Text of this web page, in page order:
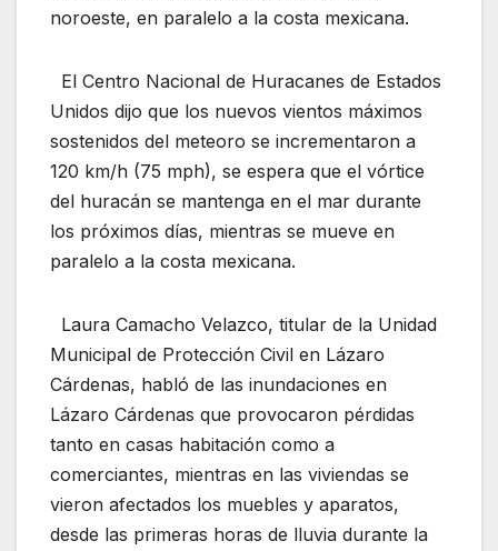
noroeste, en paralelo a la costa mexicana.
El Centro Nacional de Huracanes de Estados
Unidos dijo que los nuevos vientos máximos
sostenidos del meteoro se incrementaron a
120 km/h (75 mph), se espera que el vórtice
del huracán se mantenga en el mar durante
los próximos días, mientras se mueve en
paralelo a la costa mexicana.
Laura Camacho Velazco, titular de la Unidad
Municipal de Protección Civil en Lázaro
Cárdenas, habló de las inundaciones en
Lázaro Cárdenas que provocaron pérdidas
tanto en casas habitación como a
comerciantes, mientras en las viviendas se
vieron afectados los muebles y aparatos,
desde las primeras horas de lluvia durante la